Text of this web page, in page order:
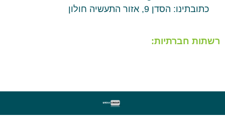
כתובתינו: הסדן 9, אזור התעשיה חולון
רשתות חברתיות: